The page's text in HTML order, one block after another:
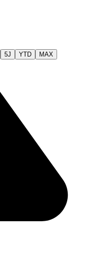
5J YTD MAX